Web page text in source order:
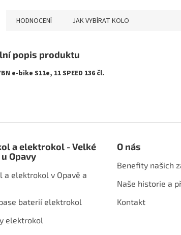
HODNOCENÍ JAK VYBÍRAT KOLO
popis produktu
e-bike S11e, 11 SPEED 136 čl.
a elektrokol - Velké
Opavy
a elektrokol v Opavě a
baterií elektrokol
elektrokol
O nás
Benefity našich
Naše historie a
Kontakt